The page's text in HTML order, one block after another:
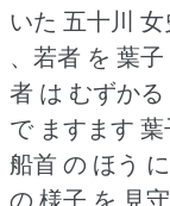
いた 五十川
、若者 を 葉
者 は むずか
で ますます 葉
船首 の ほう
の 様子 を 見